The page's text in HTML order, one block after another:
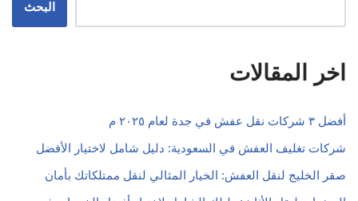
البحث
اخر المقالات
أفضل ٣ شركات نقل عفش في جدة لعام ٢٠٢٥ م
شركات تغليف العفش في السعودية: دليل شامل لاختيار الأفضل
صقر الخليج لنقل العفش: الخيار المثالي لنقل ممتلكاتك بأمان